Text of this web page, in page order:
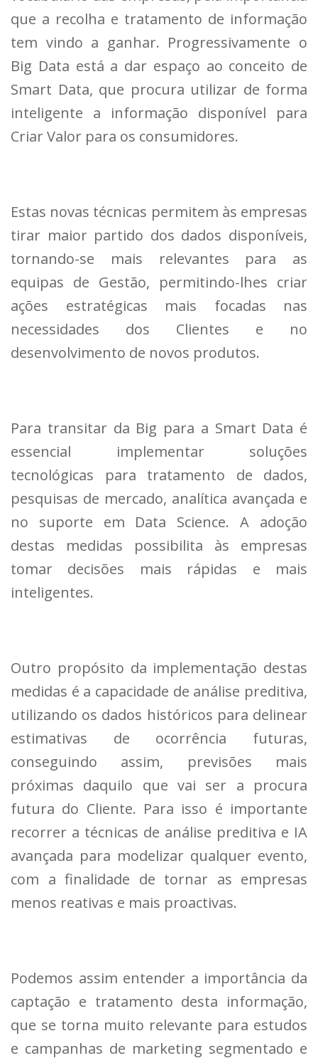
que a recolha e tratamento de informação
tem vindo a ganhar. Progressivamente o
Big Data está a dar espaço ao conceito de
Smart Data, que procura utilizar de forma
inteligente a informação disponível para
Criar Valor para os consumidores.
Estas novas técnicas permitem às empresas
tirar maior partido dos dados disponíveis,
tornando-se mais relevantes para as
equipas de Gestão, permitindo-lhes criar
ações estratégicas mais focadas nas
necessidades dos Clientes e no
desenvolvimento de novos produtos.
Para transitar da Big para a Smart Data é
essencial implementar soluções
tecnológicas para tratamento de dados,
pesquisas de mercado, analítica avançada e
no suporte em Data Science. A adoção
destas medidas possibilita às empresas
tomar decisões mais rápidas e mais
inteligentes.
Outro propósito da implementação destas
medidas é a capacidade de análise preditiva,
utilizando os dados históricos para delinear
estimativas de ocorrência futuras,
conseguindo assim, previsões mais
próximas daquilo que vai ser a procura
futura do Cliente. Para isso é importante
recorrer a técnicas de análise preditiva e IA
avançada para modelizar qualquer evento,
com a finalidade de tornar as empresas
menos reativas e mais proactivas.
Podemos assim entender a importância da
captação e tratamento desta informação,
que se torna muito relevante para estudos
e campanhas de marketing segmentado e